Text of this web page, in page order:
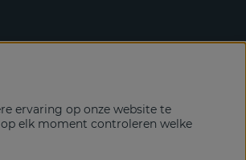
ervaring op onze website te
elk moment controleren welke